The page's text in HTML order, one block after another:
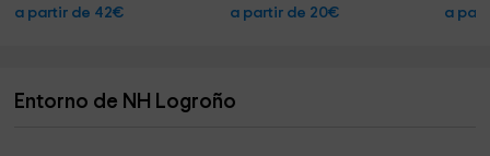
a partir de 42€ a partir de 20€ a
Entorno de NH Logroño